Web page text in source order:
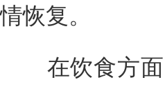
情恢复。
在饮食方面,